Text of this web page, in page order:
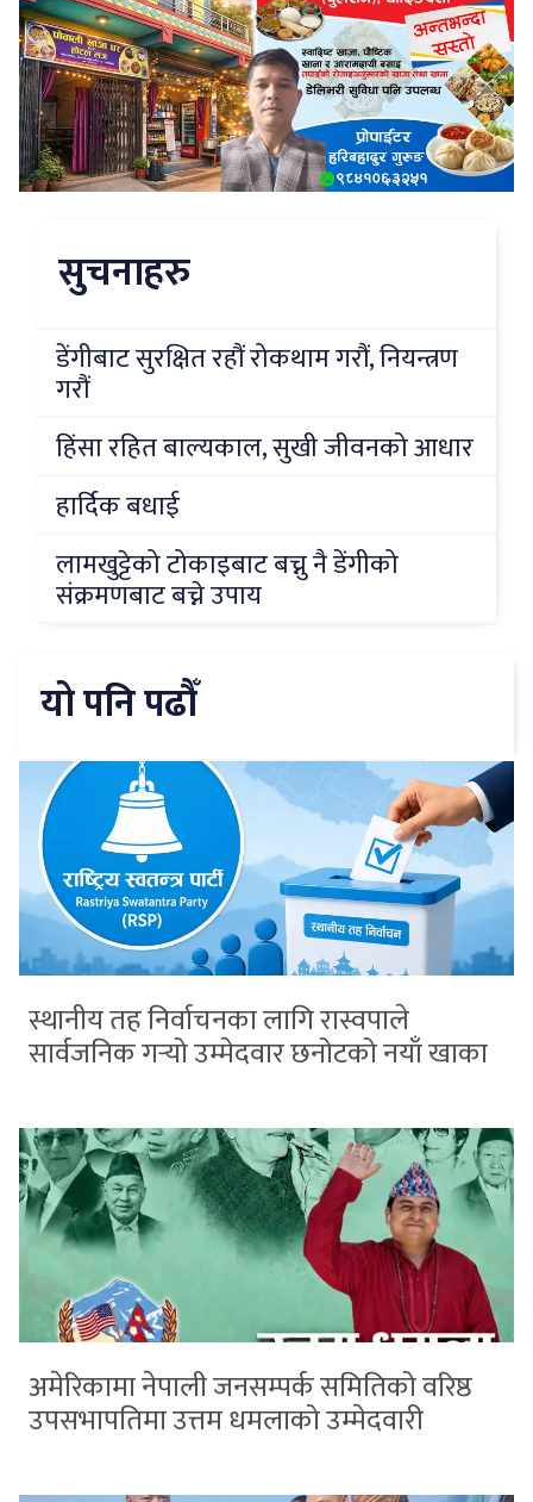
सुचनाहरु
डेंगीबाट सुरक्षित रहौं रोकथाम गरौं, नियन्त्रण
गरौं
हिंसा रहित बाल्यकाल, सुखी जीवनको आधार
हार्दिक बधाई
लामखुट्टेको टोकाइबाट बच्नु नै डेंगीको
संक्रमणबाट बच्ने उपाय
यो पनि पढौँ
स्थानीय तह निर्वाचनका लागि रास्वपाले
सार्वजनिक गर्‍यो उम्मेदवार छनोटको नयाँ खाका
अमेरिकामा नेपाली जनसम्पर्क समितिको वरिष्ठ
उपसभापतिमा उत्तम धमलाको उम्मेदवारी